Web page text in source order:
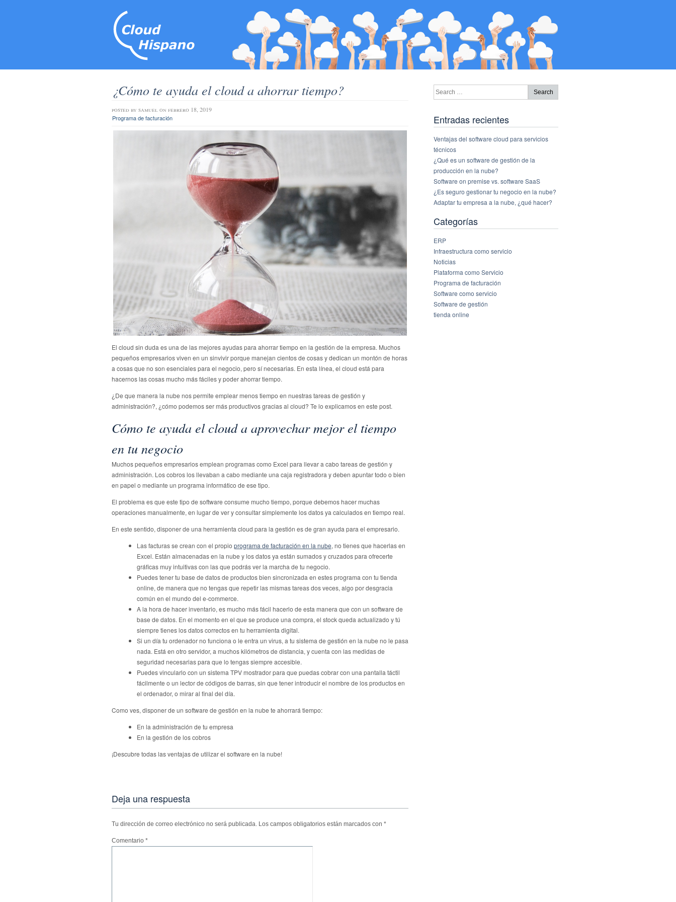
¿Cómo te ayuda el cloud a ahorrar tiempo?
posted by samuel on febrero 18, 2019
Programa de facturación
El cloud sin duda es una de las mejores ayudas para ahorrar tiempo en la gestión de la empresa. Muchos
pequeños empresarios viven en un sinvivir porque manejan cientos de cosas y dedican un montón de horas
a cosas que no son esenciales para el negocio, pero sí necesarias. En esta línea, el cloud está para
hacernos las cosas mucho más fáciles y poder ahorrar tiempo.
¿De que manera la nube nos permite emplear menos tiempo en nuestras tareas de gestión y
administración?, ¿cómo podemos ser más productivos gracias al cloud? Te lo explicamos en este post.
Cómo te ayuda el cloud a aprovechar mejor el tiempo
en tu negocio
Muchos pequeños empresarios emplean programas como Excel para llevar a cabo tareas de gestión y
administración. Los cobros los llevaban a cabo mediante una caja registradora y deben apuntar todo o bien
en papel o mediante un programa informático de ese tipo.
El problema es que este tipo de software consume mucho tiempo, porque debemos hacer muchas
operaciones manualmente, en lugar de ver y consultar simplemente los datos ya calculados en tiempo real.
En este sentido, disponer de una herramienta cloud para la gestión es de gran ayuda para el empresario.
Las facturas se crean con el propio programa de facturación en la nube, no tienes que hacerlas en
Excel. Están almacenadas en la nube y los datos ya están sumados y cruzados para ofrecerte
gráficas muy intuitivas con las que podrás ver la marcha de tu negocio.
Puedes tener tu base de datos de productos bien sincronizada en estes programa con tu tienda
online, de manera que no tengas que repetir las mismas tareas dos veces, algo por desgracia
común en el mundo del e-commerce.
A la hora de hacer inventario, es mucho más fácil hacerlo de esta manera que con un software de
base de datos. En el momento en el que se produce una compra, el stock queda actualizado y tú
siempre tienes los datos correctos en tu herramienta digital.
Si un día tu ordenador no funciona o le entra un virus, a tu sistema de gestión en la nube no le pasa
nada. Está en otro servidor, a muchos kilómetros de distancia, y cuenta con las medidas de
seguridad necesarias para que lo tengas siempre accesible.
Puedes vincularlo con un sistema TPV mostrador para que puedas cobrar con una pantalla táctil
fácilmente o un lector de códigos de barras, sin que tener introducir el nombre de los productos en
el ordenador, o mirar al final del día.
Como ves, disponer de un software de gestión en la nube te ahorrará tiempo:
En la administración de tu empresa
En la gestión de los cobros
¡Descubre todas las ventajas de utilizar el software en la nube!
Deja una respuesta
Tu dirección de correo electrónico no será publicada. Los campos obligatorios están marcados con *
Comentario *
Entradas recientes
Ventajas del software cloud para servicios
técnicos
¿Qué es un software de gestión de la
producción en la nube?
Software on premise vs. software SaaS
¿Es seguro gestionar tu negocio en la nube?
Adaptar tu empresa a la nube, ¿qué hacer?
Categorías
ERP
Infraestructura como servicio
Noticias
Plataforma como Servicio
Programa de facturación
Software como servicio
Software de gestión
tienda online